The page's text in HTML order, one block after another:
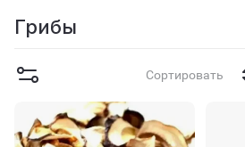
Грибы
Сортировать